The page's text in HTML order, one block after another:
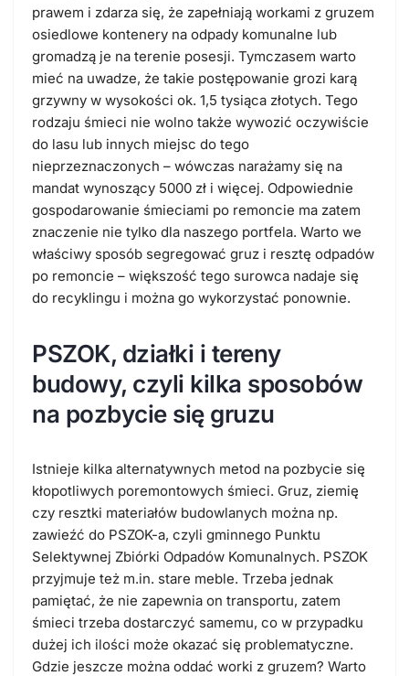
prawem i zdarza się, że zapełniają workami z gruzem
osiedlowe kontenery na odpady komunalne lub
gromadzą je na terenie posesji. Tymczasem warto
mieć na uwadze, że takie postępowanie grozi karą
grzywny w wysokości ok. 1,5 tysiąca złotych. Tego
rodzaju śmieci nie wolno także wywozić oczywiście
do lasu lub innych miejsc do tego
nieprzeznaczonych – wówczas narażamy się na
mandat wynoszący 5000 zł i więcej. Odpowiednie
gospodarowanie śmieciami po remoncie ma zatem
znaczenie nie tylko dla naszego portfela. Warto we
właściwy sposób segregować gruz i resztę odpadów
po remoncie – większość tego surowca nadaje się
do recyklingu i można go wykorzystać ponownie.
PSZOK, działki i tereny
budowy, czyli kilka sposobów
na pozbycie się gruzu
Istnieje kilka alternatywnych metod na pozbycie się
kłopotliwych poremontowych śmieci. Gruz, ziemię
czy resztki materiałów budowlanych można np.
zawieźć do PSZOK-a, czyli gminnego Punktu
Selektywnej Zbiórki Odpadów Komunalnych. PSZOK
przyjmuje też m.in. stare meble. Trzeba jednak
pamiętać, że nie zapewnia on transportu, zatem
śmieci trzeba dostarczyć samemu, co w przypadku
dużej ich ilości może okazać się problematyczne.
Gdzie jeszcze można oddać worki z gruzem? Warto